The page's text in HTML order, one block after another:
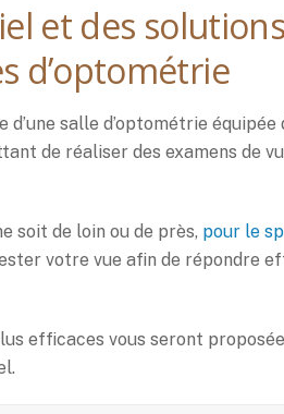
et des
d’optométrie
d’une salle d’optométrie
de réaliser des examens de
soit de loin ou de près, pour le
votre vue afin de répondre
efficaces vous seront